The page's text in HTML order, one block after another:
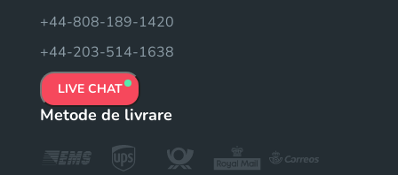
+44-808-189-1420
+44-203-514-1638
LIVE CHAT
Metode de livrare